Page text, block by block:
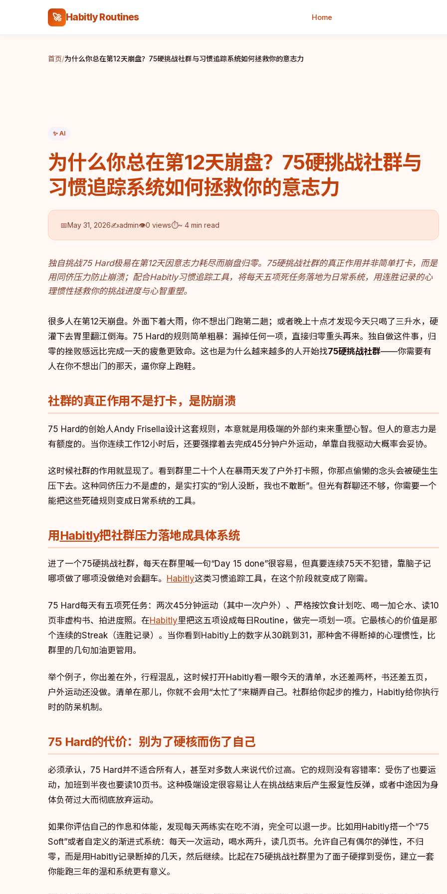
🚀 Habitly Routines Home
首页/为什么你总在第12天崩盘？75硬挑战社群与习惯追踪系统如何拯救你的意志力
✨ AI
为什么你总在第12天崩盘？75硬挑战社群与
习惯追踪系统如何拯救你的意志力
📅May 31, 2026✍️admin👁0 views⏱~ 4 min read
独自挑战75 Hard极易在第12天因意志力耗尽而崩盘归零。75硬挑战社群的真正作用并非简单打卡，而是
用同侪压力防止崩溃；配合Habitly习惯追踪工具，将每天五项死任务落地为日常系统，用连胜记录的心
理惯性拯救你的挑战进度与心智重塑。
很多人在第12天崩盘。外面下着大雨，你不想出门跑第二趟；或者晚上十点才发现今天只喝了三升水，硬
灌下去胃里翻江倒海。75 Hard的规则简单粗暴：漏掉任何一项，直接归零重头再来。独自做这件事，归
零的挫败感远比完成一天的疲惫更致命。这也是为什么越来越多的人开始找75硬挑战社群——你需要有
人在你不想出门的那天，逼你穿上跑鞋。
社群的真正作用不是打卡，是防崩溃
75 Hard的创始人Andy Frisella设计这套规则，本意就是用极端的外部约束来重塑心智。但人的意志力是
有额度的。当你连续工作12小时后，还要强撑着去完成45分钟户外运动，单靠自我驱动大概率会妥协。
这时候社群的作用就显现了。看到群里二十个人在暴雨天发了户外打卡照，你那点偷懒的念头会被硬生生
压下去。这种同侪压力不是虚的，是实打实的“别人没断，我也不敢断”。但光有群聊还不够，你需要一个
能把这些死磕规则变成日常系统的工具。
用 Habitly把社群压力落地成具体系统
进了一个75硬挑战社群，每天在群里喊一句“Day 15 done”很容易，但真要连续75天不犯错，靠脑子记
哪项做了哪项没做绝对会翻车。 Habitly这类习惯追踪工具，在这个阶段就变成了刚需。
75 Hard每天有五项死任务：两次45分钟运动（其中一次户外）、严格按饮食计划吃、喝一加仑水、读10
页非虚构书、拍进度照。在Habitly里把这五项设成每日Routine，做完一项划一项。它最核心的价值是那
个连续的Streak（连胜记录）。当你看到Habitly上的数字从30跳到31，那种舍不得断掉的心理惯性，比
群里的几句加油更管用。
举个例子，你出差在外，行程混乱，这时候打开Habitly看一眼今天的清单，水还差两杯，书还差五页，
户外运动还没做。清单在那儿，你就不会用“太忙了”来糊弄自己。社群给你起步的推力，Habitly给你执行
时的防呆机制。
75 Hard的代价：别为了硬核而伤了自己
必须承认，75 Hard并不适合所有人，甚至对多数人来说代价过高。它的规则没有容错率：受伤了也要运
动，加班到半夜也要读10页书。这种极端设定很容易让人在挑战结束后产生报复性反弹，或者中途因为身
体负荷过大而彻底放弃运动。
如果你评估自己的作息和体能，发现每天两练实在吃不消，完全可以退一步。比如用Habitly搭一个“75
Soft”或者自定义的渐进式系统：每天一次运动，喝水两升，读几页书。允许自己有偶尔的弹性，不归
零，而是用Habitly记录断掉的几天，然后继续。比起在75硬挑战社群里为了面子硬撑到受伤，建立一套
你能跑三年的温和系统更有意义。